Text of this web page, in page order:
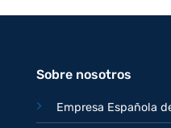
original
Sobre nosotros
Empresa Española